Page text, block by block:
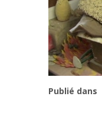
Publié dans